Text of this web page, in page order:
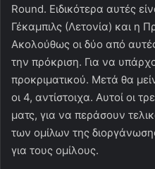
Round. Ειδικότερα αυτές
Γέκαμπιλς (Λετονία) και η
Ακολούθως οι δύο από
την πρόκριση. Για να
προκριματικού. Μετά θα
οι 4, αντίστοιχα. Αυτοί οι
ματς, για να περάσουν
των ομίλων της
για τους ομίλους.